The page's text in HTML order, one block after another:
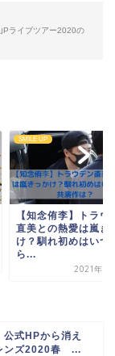
ライブツアー2020の
SMILE UP
【知念侑李】トラウ
直美との熱愛は嵐き
け？馴れ初めはいつ
ら...
2021年6
公式HPから消え
ンズ2020春 ...